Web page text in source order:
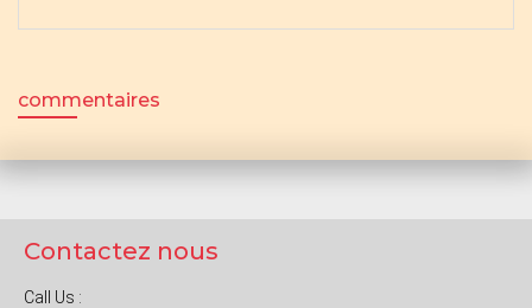
commentaires
Contactez nous
Call Us :